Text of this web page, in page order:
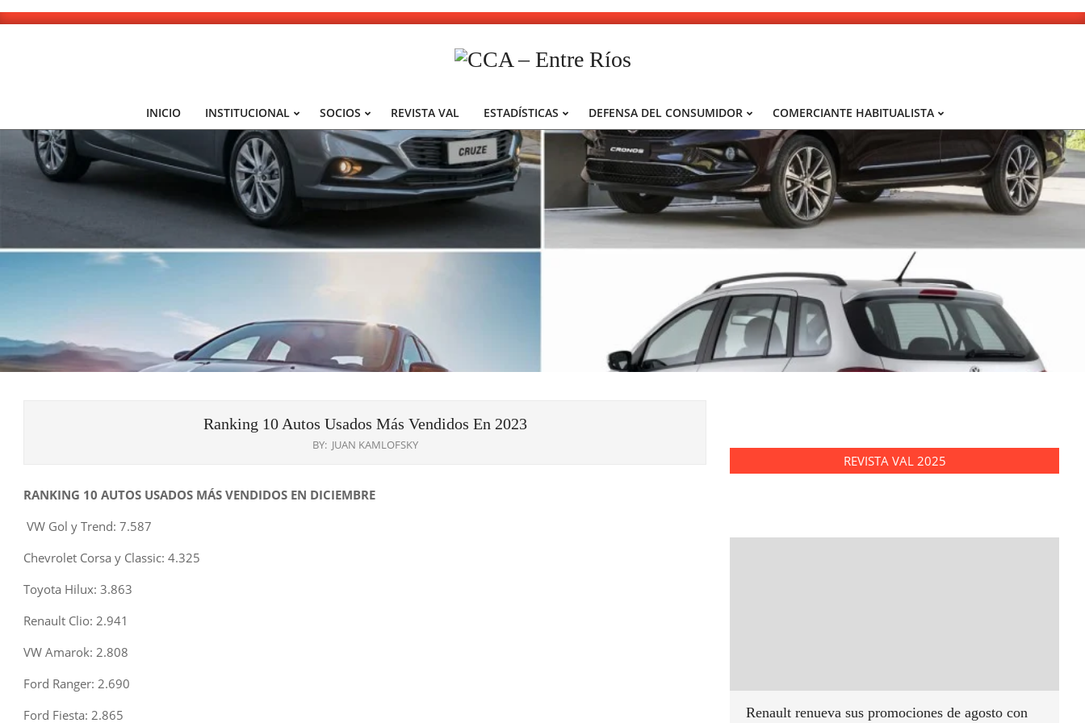
Skip
-
Entre
Ríos
Primary
Navigation
Menu
INICIO INSTITUCIONAL SOCIOS REVISTA VAL ESTADÍSTICAS DEFENSA DEL CONSUMIDOR COMERCIANTE HABITUALISTA
Ranking 10 Autos Usados Más Vendidos En 2023
BY: JUAN KAMLOFSKY
RANKING 10 AUTOS USADOS MÁS VENDIDOS EN DICIEMBRE
VW Gol y Trend: 7.587
Chevrolet Corsa y Classic: 4.325
Toyota Hilux: 3.863
Renault Clio: 2.941
VW Amarok: 2.808
Ford Ranger: 2.690
Ford Fiesta: 2.865
REVISTA VAL 2025
Renault renueva sus promociones de agosto con